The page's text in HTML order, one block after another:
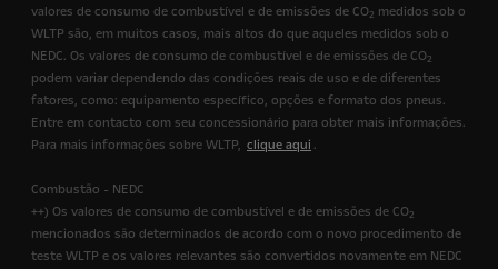
valores de consumo de combustível e de emissões de CO2 medidos sob o
WLTP são, em muitos casos, mais altos do que aqueles medidos sob o
NEDC. Os valores de consumo de combustível e de emissões de CO2
podem variar dependendo das condições reais de uso e de diferentes
fatores, como: equipamento específico, opções e formato dos pneus.
Entre em contacto com seu concessionário para obter mais informações.
Para mais informações sobre WLTP, clique aqui .
Combustão - NEDC
++) Os valores de consumo de combustível e de emissões de CO2
mencionados são determinados de acordo com o novo procedimento de
teste WLTP e os valores relevantes são convertidos novamente em NEDC